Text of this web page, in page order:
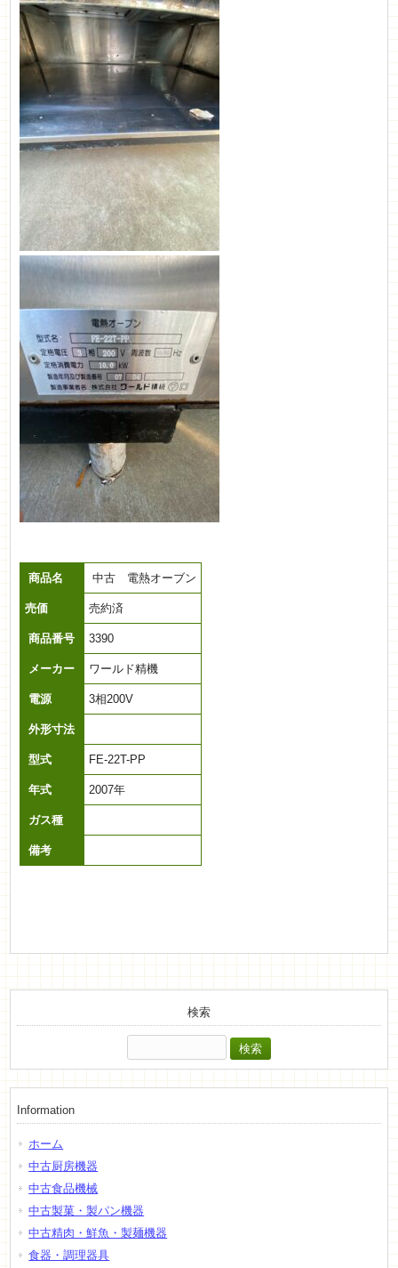
商品名 中古 電熱オーブン
売価 売約済
商品番号 3390
メーカー ワールド精機
電源 3相200V
外形寸法
型式 FE-22T-PP
年式 2007年
ガス種
備考
検索
索:
Information
ホーム
中古厨房機器
中古食品機械
中古製菓・製パン機器
中古精肉・鮮魚・製麺機器
食器・調理器具